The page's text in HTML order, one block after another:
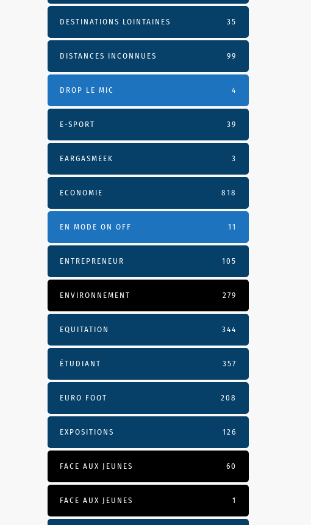
DESTINATIONS LOINTAINES 35
DISTANCES INCONNUES 99
DROP LE MIC 4
E-SPORT 39
EARGASMEEK 3
ECONOMIE 818
EN MODE ON OFF 11
ENTREPRENEUR 105
ENVIRONNEMENT 279
EQUITATION 344
ÉTUDIANT 357
EURO FOOT 208
EXPOSITIONS 126
FACE AUX JEUNES 60
FACE AUX JEUNES 1